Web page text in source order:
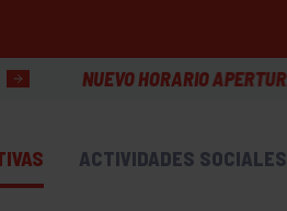
ZONA SURF GRUPÍN
ACTIVIDADES SOCIALES